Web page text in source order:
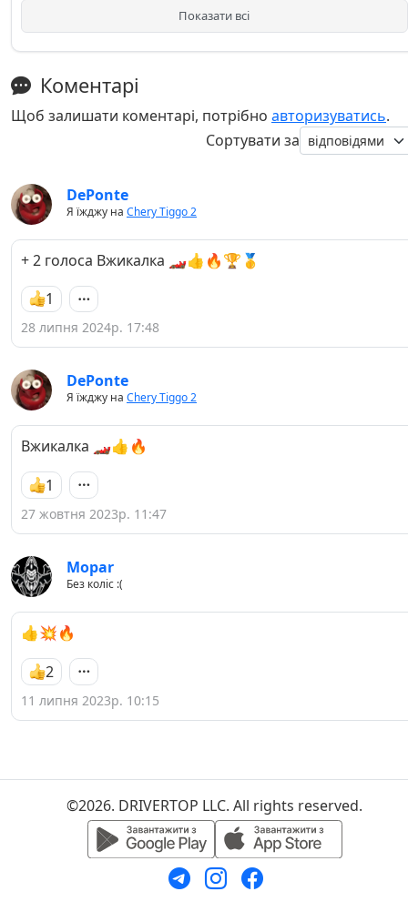
Показати всі
Коментарі
Щоб залишати коментарі, потрібно авторизуватись.
Сортувати за
DePonte
Я їжджу на Chery Tiggo 2
+ 2 голоса Вжикалка 🏎👍🔥🏆🥇
1
28 липня 2024р. 17:48
DePonte
Я їжджу на Chery Tiggo 2
Вжикалка 🏎👍🔥
1
27 жовтня 2023р. 11:47
Mopar
Без коліс :(
👍💥🔥
2
11 липня 2023р. 10:15
©2026. DRIVERTOP LLC. All rights reserved.